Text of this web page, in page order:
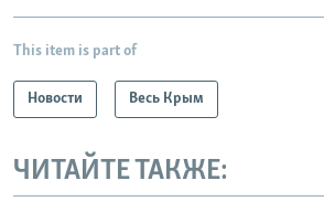
This item is part of
Новости Весь Крым
ЧИТАЙТЕ ТАКЖЕ: